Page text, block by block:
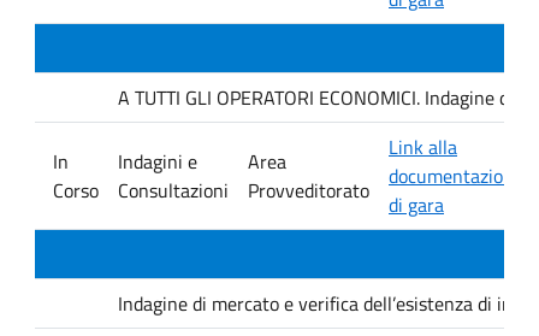
A TUTTI GLI OPERATORI ECONOMICI. Indagine
In
Corso
Indagini e
Consultazioni
Area
Provveditorato
Link alla
documentazione
di gara
Indagine di mercato e verifica dell’esistenza di